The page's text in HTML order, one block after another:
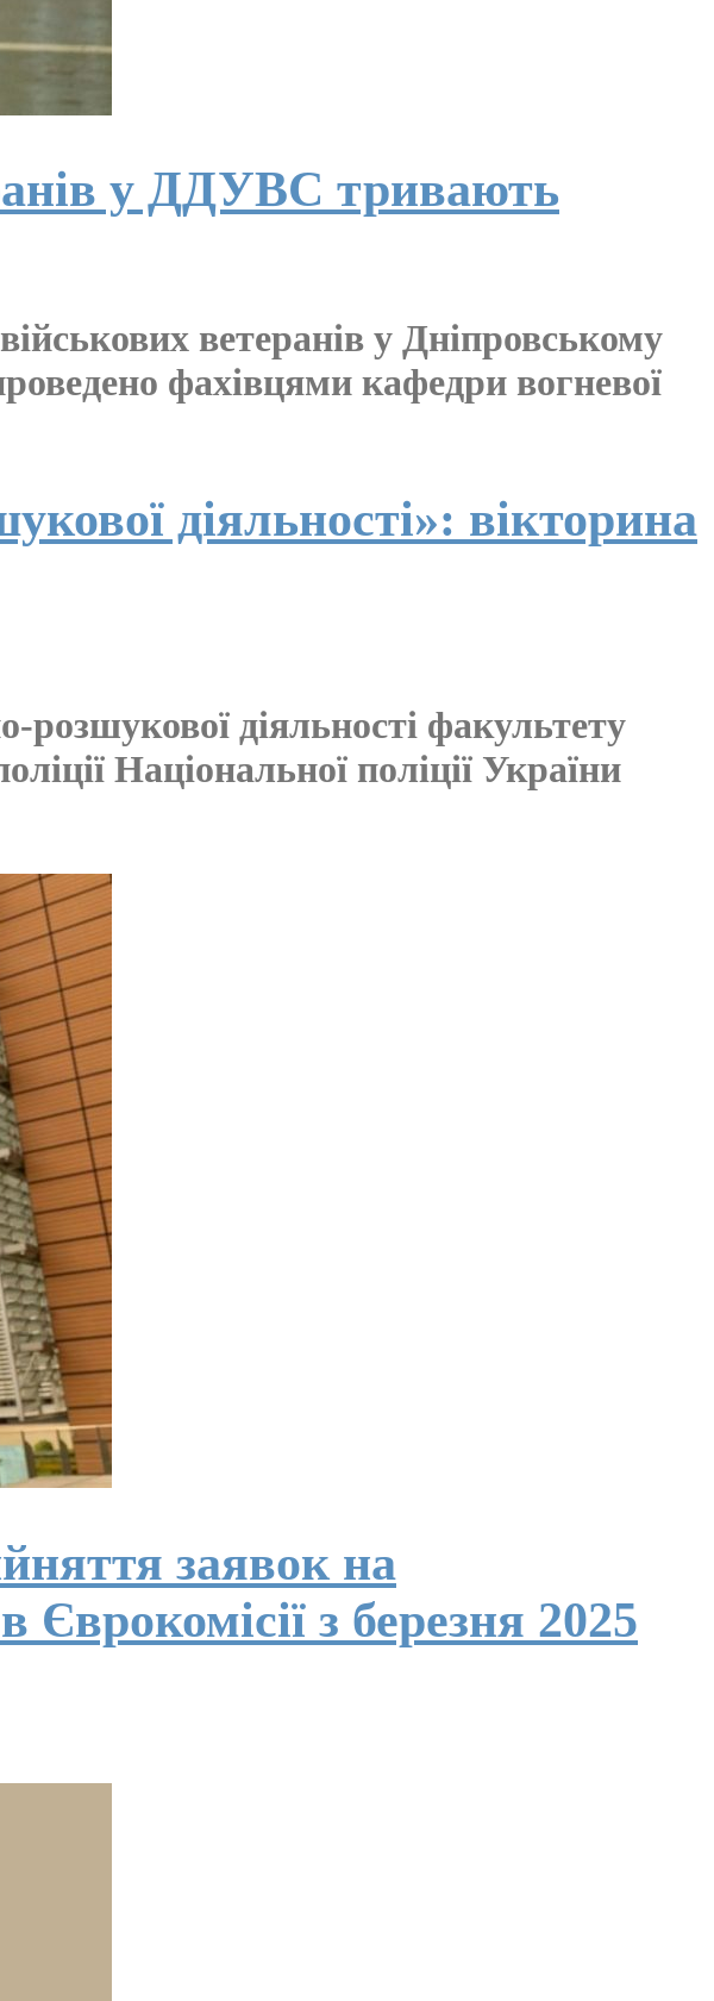
у ДДУВС тривають
ветеранів у Дніпровському
фахівцями кафедри вогневої
діяльності»: вікторина
розшукової діяльності факультету
Національної поліції України
заявок на
з березня 2025